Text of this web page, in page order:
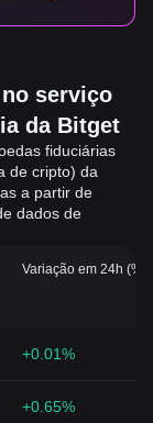
serviço
da Bitget
fiduciárias
de cripto) da
a partir de
dados de
Variação em 24h (%)
+0.01%
+0.65%